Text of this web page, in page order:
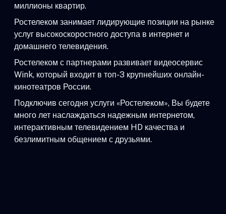
миллионы квартир.
Ростелеком занимает лидирующие позиции на рынке
услуг высокоскоростного доступа в интернет и
домашнего телевидения.
Ростелеком с партнерами развивает видеосервис
Wink, который входит в топ-3 крупнейших онлайн-
кинотеатров России.
Подключив сегодня услуги «Ростелеком», Вы будете
много лет наслаждаться надежным интернетом,
интерактивным телевидением HD качества и
безлимитным общением с друзьями.